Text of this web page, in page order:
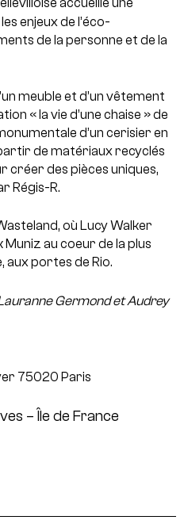
enjeux de l’éco-
de la personne et de la
meuble et d’un vêtement
« la vie d’une chaise » de
d’un cerisier en
de matériaux recyclés
créer des pièces uniques,
Régis-R.
où Lucy Walker
au coeur de la plus
aux portes de Rio.
Germond et Audrey
75020 Paris
– Île de France